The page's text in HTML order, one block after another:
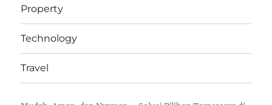
Property
Technology
Travel